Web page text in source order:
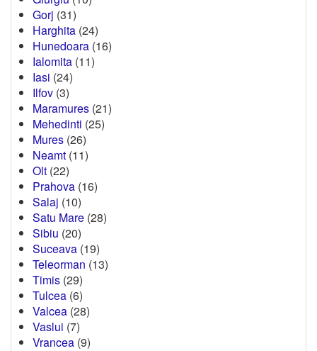
Gorj (31)
Harghita (24)
Hunedoara (16)
Ialomita (11)
Iasi (24)
Ilfov (3)
Maramures (21)
Mehedinti (25)
Mures (26)
Neamt (11)
Olt (22)
Prahova (16)
Salaj (10)
Satu Mare (28)
Sibiu (20)
Suceava (19)
Teleorman (13)
Timis (29)
Tulcea (6)
Valcea (28)
Vaslui (7)
Vrancea (9)